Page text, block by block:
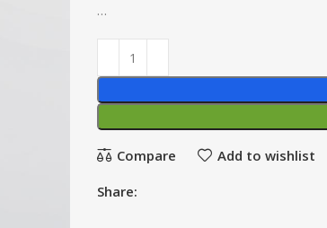
…
Compare Add to wishlist
Share: